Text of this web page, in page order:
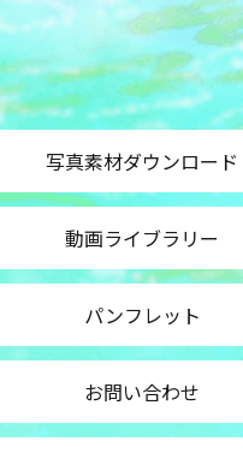
写真素材ダウンロード
動画ライブラリー
パンフレット
お問い合わせ